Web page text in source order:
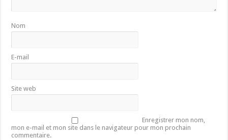
Nom
E-mail
Site web
Enregistrer mon nom,
mon e-mail et mon site dans le navigateur pour mon prochain
commentaire.